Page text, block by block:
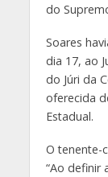
do
Soares
dia 17, ao
do Júri da
oferecida
Estadual.
O tenente-
“Ao definir